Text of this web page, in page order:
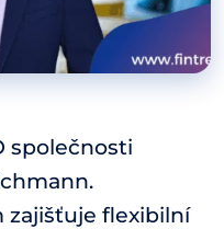
společnosti
zajišťuje flexibilní